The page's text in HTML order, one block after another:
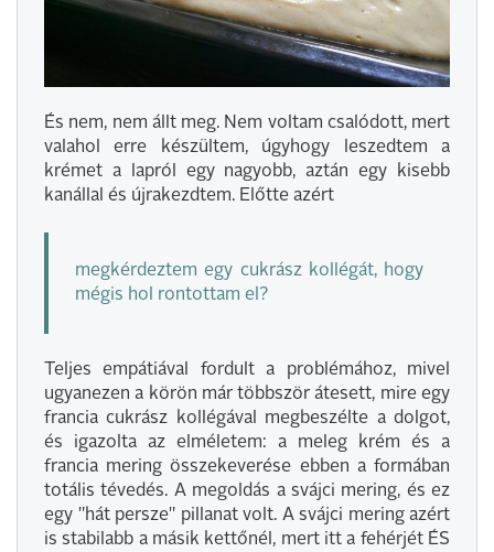
És nem, nem állt meg. Nem voltam csalódott, mert
valahol erre készültem, úgyhogy leszedtem a
krémet a lapról egy nagyobb, aztán egy kisebb
kanállal és újrakezdtem. Előtte azért
megkérdeztem egy cukrász kollégát, hogy
mégis hol rontottam el?
Teljes empátiával fordult a problémához, mivel
ugyanezen a körön már többször átesett, mire egy
francia cukrász kollégával megbeszélte a dolgot,
és igazolta az elméletem: a meleg krém és a
francia mering összekeverése ebben a formában
totális tévedés. A megoldás a svájci mering, és ez
egy "hát persze" pillanat volt. A svájci mering azért
is stabilabb a másik kettőnél, mert itt a fehérjét ÉS